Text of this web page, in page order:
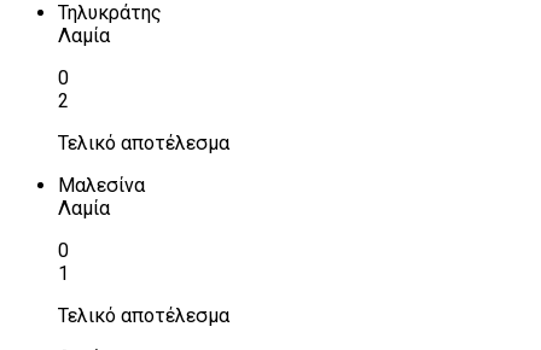
Τηλυκράτης
Λαμία
0
2
Τελικό αποτέλεσμα
Μαλεσίνα
Λαμία
0
1
Τελικό αποτέλεσμα